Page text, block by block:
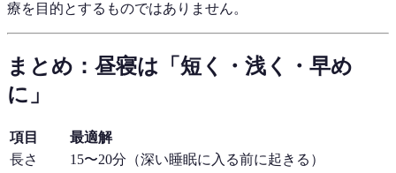
療を目的とするものではありません。
まとめ：昼寝は「短く・浅く・早め
に」
項目
最適解
長さ
15〜20分（深い睡眠に入る前に起きる）